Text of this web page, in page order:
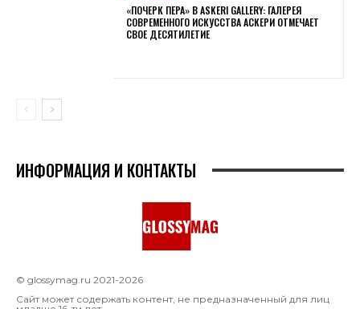
«ПОЧЕРК ПЕРА» В ASKERI GALLERY: ГАЛЕРЕЯ
СОВРЕМЕННОГО ИСКУССТВА АСКЕРИ ОТМЕЧАЕТ
СВОЕ ДЕСЯТИЛЕТИЕ
ИНФОРМАЦИЯ И КОНТАКТЫ
© glossymag.ru 2021-2026
Сайт может содержать контент, не предназначенный для лиц